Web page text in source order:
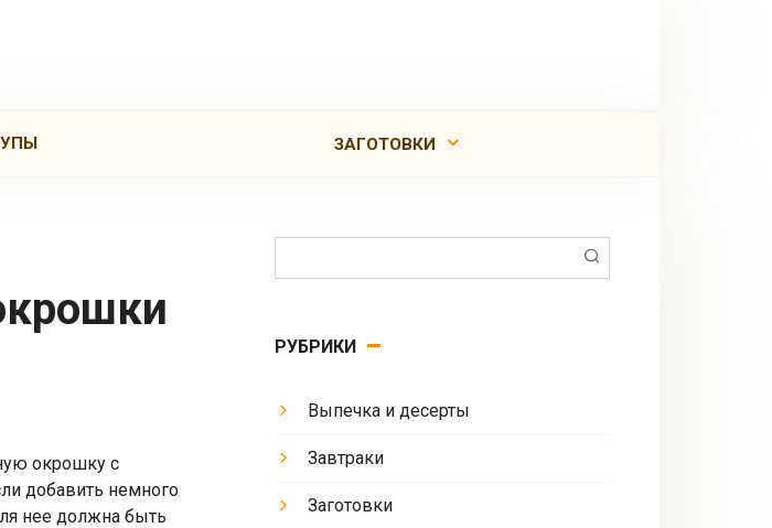
ЗАГОТОВКИ
окрошку с
добавить немного
нее должна быть
РУБРИКИ
Выпечка и десерты
Завтраки
Заготовки